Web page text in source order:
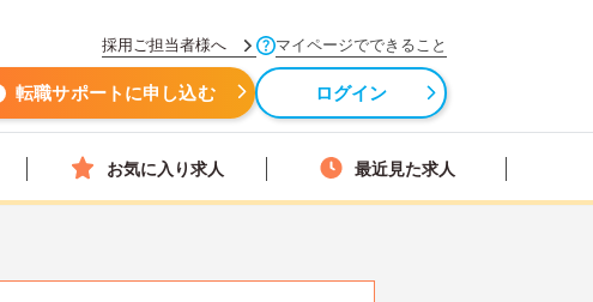
採用ご担当者様へ マイページでできること
転職サポートに申し込む ログイン
お気に入り求人 最近見た求人